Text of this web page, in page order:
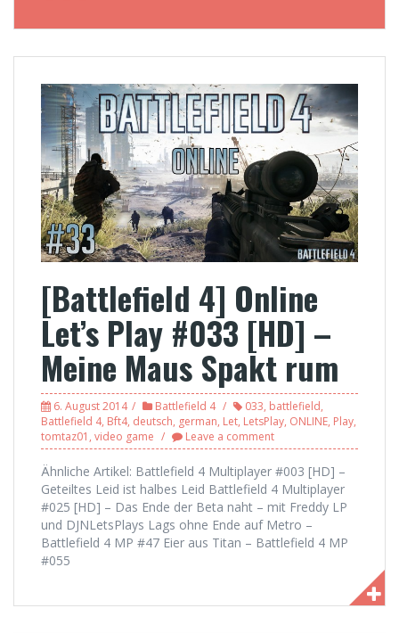
[Battlefield 4] Online
Let’s Play #033 [HD] –
Meine Maus Spakt rum
6. August 2014 Battlefield 4 033, battlefield,
Battlefield 4, Bft4, deutsch, german, Let, LetsPlay, ONLINE, Play,
tomtaz01 , video game Leave a comment
Ähnliche Artikel: Battlefield 4 Multiplayer #003 [HD] –
Geteiltes Leid ist halbes Leid Battlefield 4 Multiplayer
#025 [HD] – Das Ende der Beta naht – mit Freddy LP
und DJNLetsPlays Lags ohne Ende auf Metro –
Battlefield 4 MP #47 Eier aus Titan – Battlefield 4 MP
#055